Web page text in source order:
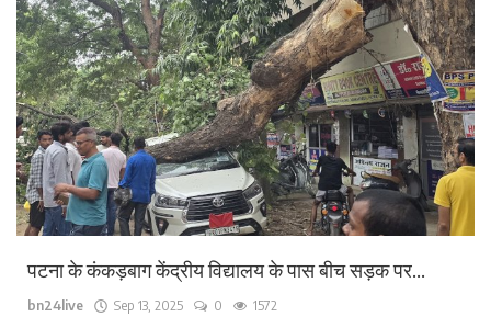
पटना के कंकड़बाग केंद्रीय विद्यालय के पास बीच सड़क पर...
bn24live Sep 13, 2025 0 1572